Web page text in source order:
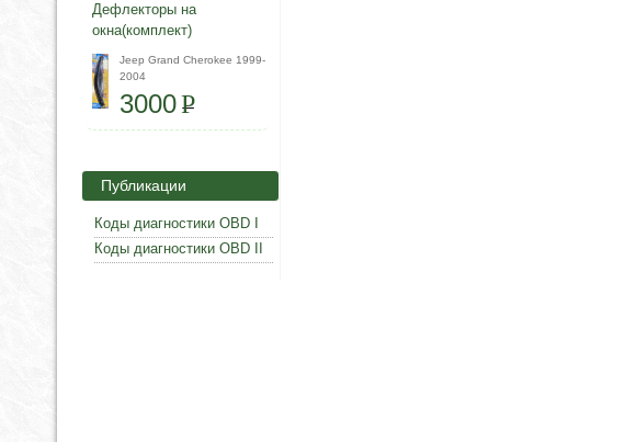
Дефлекторы на
окна(комплект)
Jeep Grand Cherokee 1999-
2004
3000P
Публикации
Коды диагностики OBD I
Коды диагностики OBD II